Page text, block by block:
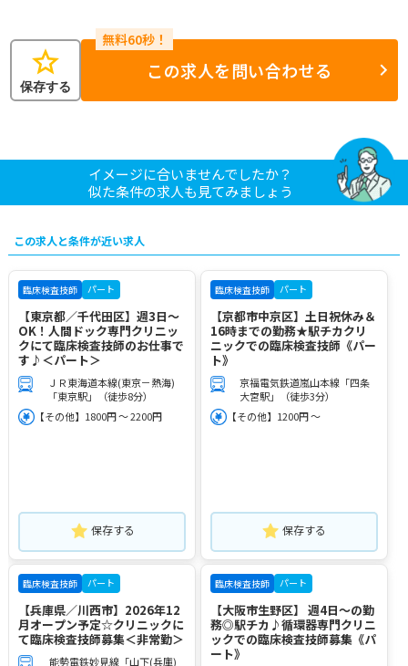
star
保存する
この求人を問い合わせる
イメージに合いませんでしたか？
似た条件の求人も見てみましょう
この求人と条件が近い求人
臨床検査技師 パート
【東京都／千代田区】週3日～
OK！人間ドック専門クリニッ
クにて臨床検査技師のお仕事で
す♪＜パート＞
ＪＲ東海道本線(東京－熱海)
「東京駅」（徒歩8分）
【その他】1800円 ～ 2200円
保存する
臨床検査技師 パート
【京都市中京区】土日祝休み＆
16時までの勤務★駅チカクリ
ニックでの臨床検査技師《パー
ト》
京福電気鉄道嵐山本線「四条
大宮駅」（徒歩3分）
【その他】1200円 ～
保存する
臨床検査技師 パート
【兵庫県／川西市】2026年12
月オープン予定☆クリニックに
て臨床検査技師募集＜非常勤＞
能勢電鉄妙見線「山下(兵庫)
臨床検査技師 パート
【大阪市生野区】 週4日～の勤
務◎駅チカ♪循環器専門クリニ
ックでの臨床検査技師募集《パ
ート》